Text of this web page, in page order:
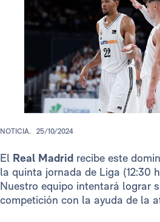
NOTICIA. 25/10/2024
El Real Madrid recibe este
la quinta jornada de Liga (12:30
Nuestro equipo intentará lograr
competición con la ayuda de la